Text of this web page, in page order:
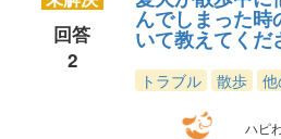
回答
2
んでしまった時
いて教えてくだ
トラブル 散歩
ハピ